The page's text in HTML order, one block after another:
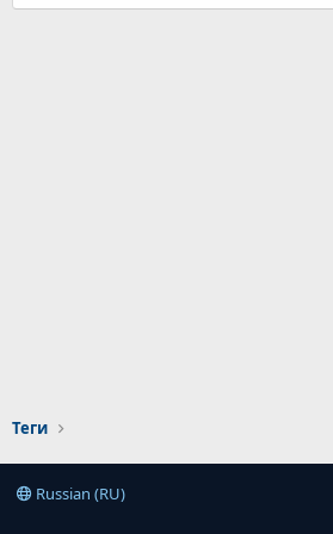
Теги
Russian (RU)